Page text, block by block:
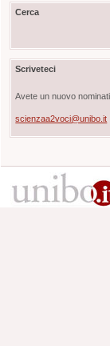
Cerca
Scriveteci
Avete un nuovo
scienzaa2voci@unibo.it